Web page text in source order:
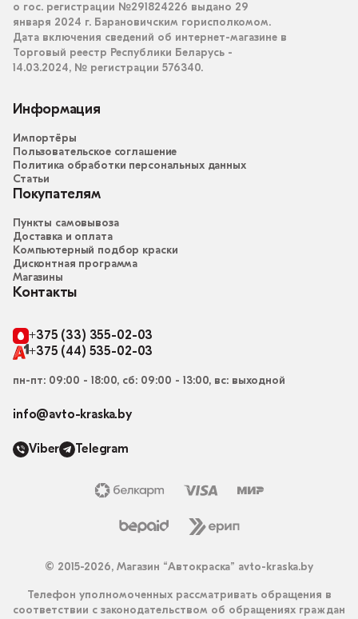
о гос. регистрации №291824226 выдано 29
января 2024 г. Барановичским горисполкомом.
Дата включения сведений об интернет-магазине в
Торговый реестр Республики Беларусь -
14.03.2024, № регистрации 576340.
Информация
Импортёры
Пользовательское соглашение
Политика обработки персональных данных
Статьи
Покупателям
Пункты самовывоза
Доставка и оплата
Компьютерный подбор краски
Дисконтная программа
Магазины
Контакты
+375 (33) 355-02-03
+375 (44) 535-02-03
пн-пт: 09:00 - 18:00, сб: 09:00 - 13:00, вс: выходной
info@avto-kraska.by
Viber Telegram
© 2015-2026, Магазин “Автокраска” avto-kraska.by
Телефон уполномоченных рассматривать обращения в
соответствии с законодательством об обращениях граждан